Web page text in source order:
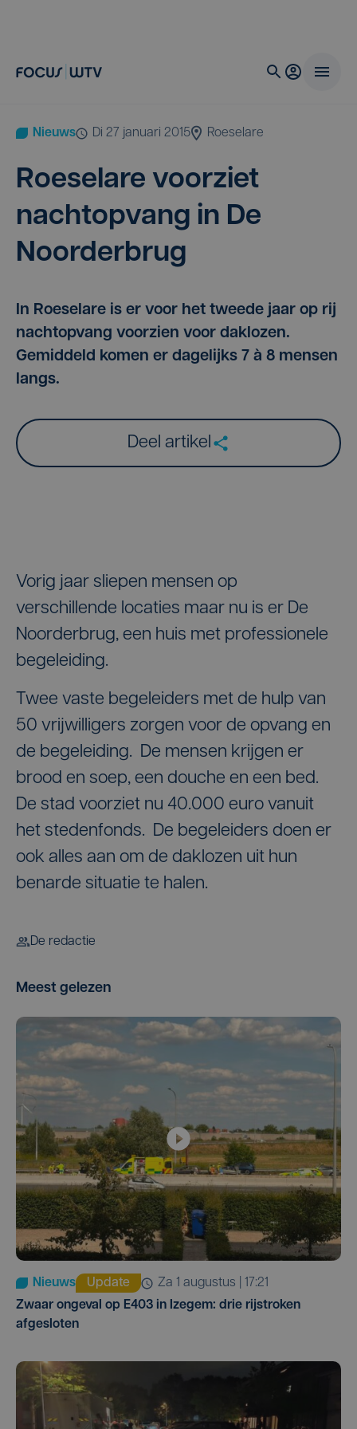
Nieuws di 27 januari 2015 Roeselare
Roe­se­la­re voor­ziet
nacht­op­vang in De
Noorderbrug
In Roeselare is er voor het tweede jaar op rij
nachtopvang voorzien voor daklozen.
Gemiddeld komen er dagelijks 7 à 8 mensen
langs.
Deel artikel
Vorig jaar sliepen mensen op
verschillende locaties maar nu is er De
Noorderbrug, een huis met professionele
begeleiding.
Twee vaste begeleiders met de hulp van
50 vrijwilligers zorgen voor de opvang en
de begeleiding. De mensen krijgen er
brood en soep, een douche en een bed.
De stad voorziet nu 40.000 euro vanuit
het stedenfonds. De begeleiders doen er
ook alles aan om de daklozen uit hun
benarde situatie te halen.
De redactie
Meest gelezen
Nieuws Update
za 1 augustus | 17:21
Zwaar ongeval op E403 in Izegem: drie rijstroken
afgesloten